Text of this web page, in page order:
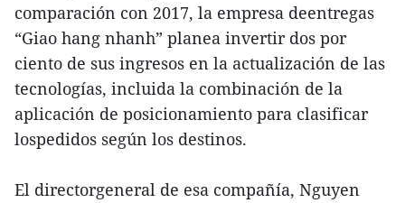
comparación con 2017, la empresa deentregas
“Giao hang nhanh” planea invertir dos por
ciento de sus ingresos en la actualización de las
tecnologías, incluida la combinación de la
aplicación de posicionamiento para clasificar
lospedidos según los destinos.
El directorgeneral de esa compañía, Nguyen